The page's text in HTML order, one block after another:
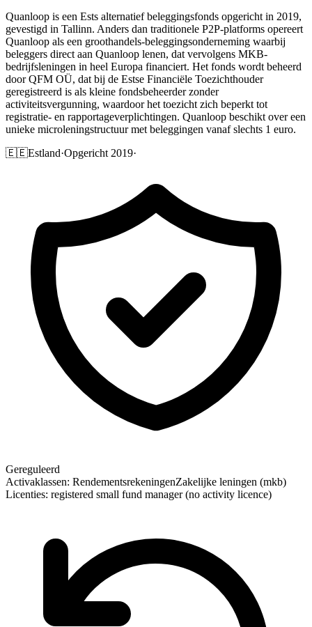
Quanloop is een Ests alternatief beleggingsfonds opgericht in 2019,
gevestigd in Tallinn. Anders dan traditionele P2P-platforms opereert
Quanloop als een groothandels-beleggingsonderneming waarbij
beleggers direct aan Quanloop lenen, dat vervolgens MKB-
bedrijfsleningen in heel Europa financiert. Het fonds wordt beheerd
door QFM OÜ, dat bij de Estse Financiële Toezichthouder
geregistreerd is als kleine fondsbeheerder zonder
activiteitsvergunning, waardoor het toezicht zich beperkt tot
registratie- en rapportageverplichtingen. Quanloop beschikt over een
unieke microleningstructuur met beleggingen vanaf slechts 1 euro.
🇪🇪Estland·Opgericht 2019·
Gereguleerd
Activaklassen: RendementsrekeningenZakelijke leningen (mkb)
Licenties: registered small fund manager (no activity licence)